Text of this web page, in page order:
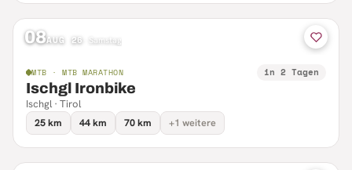
08AUG 26 Samstag
MTB · MTB MARATHON in 2 Tagen
Ischgl Ironbike
Ischgl · Tirol
25 km
44 km 70 km +1 weitere